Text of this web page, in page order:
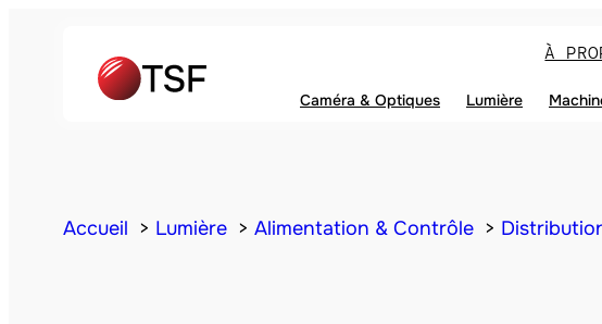
À
Caméra & Optiques Lumière
Accueil Lumière Alimentation & Contrôle